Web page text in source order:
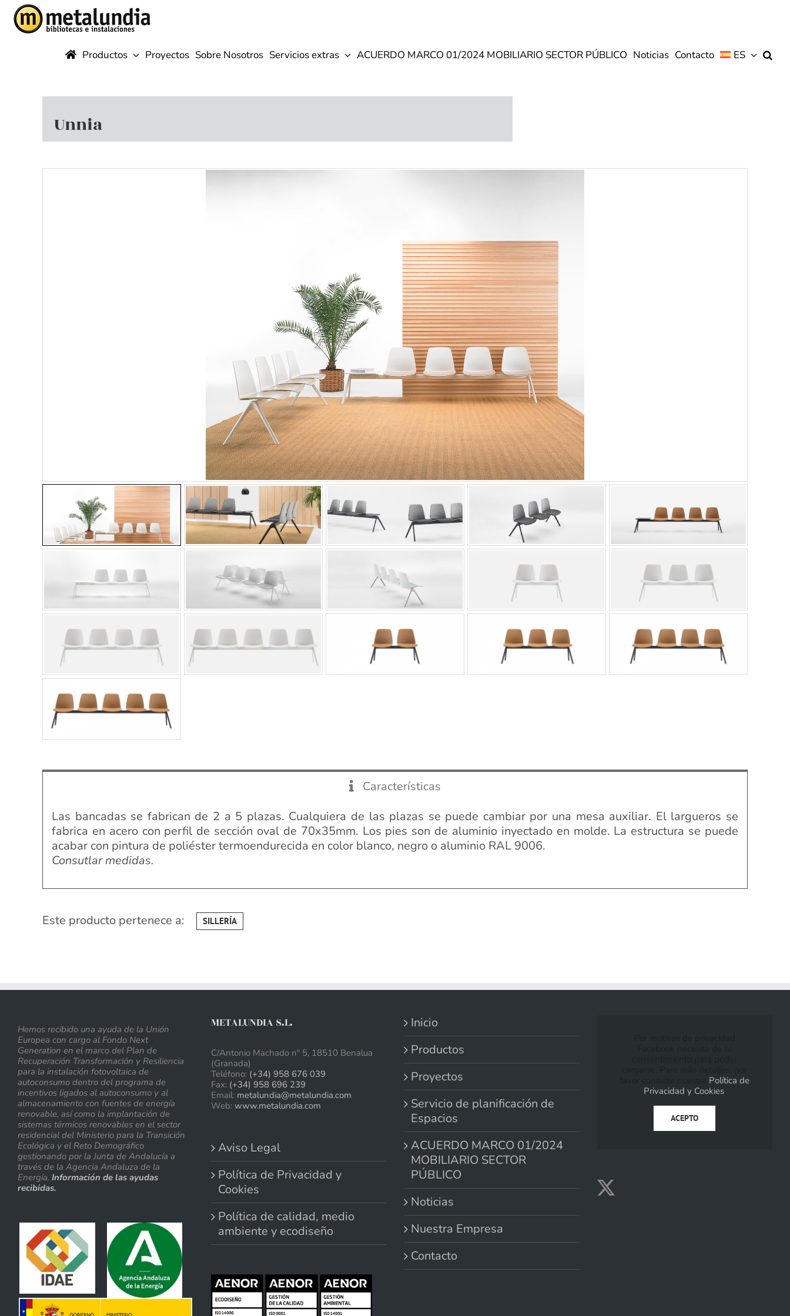
Saltar
contenido
Productos Proyectos Sobre Nosotros Servicios extras ACUERDO MARCO 01/2024 MOBILIARIO SECTOR PÚBLICO Noticias Contacto ES
Unnia
Características
Las bancadas se fabrican de 2 a 5 plazas. Cualquiera de las plazas se puede cambiar por una mesa auxiliar. El largueros se
fabrica en acero con perfil de sección oval de 70x35mm. Los pies son de aluminio inyectado en molde. La estructura se puede
acabar con pintura de poliéster termoendurecida en color blanco, negro o aluminio RAL 9006.
Consutlar medidas.
Este producto pertenece a: SILLERÍA
Hemos recibido una ayuda de la Unión
Europea con cargo al Fondo Next
Generation en el marco del Plan de
Recuperación Transformación y Resiliencia
para la instalación fotovoltaica de
autoconsumo dentro del programa de
incentivos ligados al autoconsumo y al
almacenamiento con fuentes de energía
renovable, así como la implantación de
sistemas térmicos renovables en el sector
residencial del Ministerio para la Transición
Ecológica y el Reto Demográfico
gestionando por la Junta de Andalucía a
través de la Agencia Andaluza de la
Energía. Información de las ayudas
recibidas.
METALUNDIA S.L.
C/Antonio Machado nº 5, 18510 Benalua
(Granada)
Teléfono: (+34) 958 676 039
Fax: (+34) 958 696 239
Email: metalundia@metalundia.com
Web: www.metalundia.com
Aviso Legal
Política de Privacidad y
Cookies
Política de calidad, medio
ambiente y ecodiseño
Inicio
Productos
Proyectos
Servicio de planificación de
Espacios
ACUERDO MARCO 01/2024
MOBILIARIO SECTOR
PÚBLICO
Noticias
Nuestra Empresa
Contacto
Política de
Privacidad y Cookies.
ACEPTO